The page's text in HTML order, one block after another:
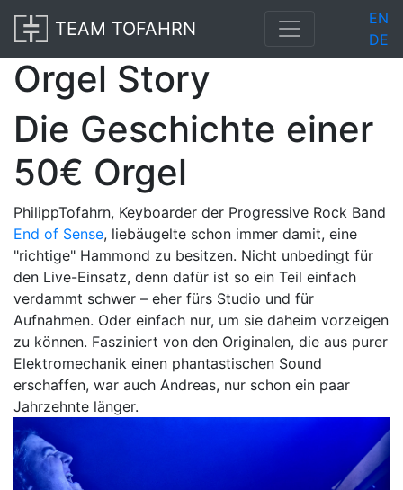
TEAM TOFAHRN
EN
DE
Orgel Story
Die Geschichte einer
50€ Orgel
PhilippTofahrn, Keyboarder der Progressive Rock Band
End of Sense, liebäugelte schon immer damit, eine
"richtige" Hammond zu besitzen. Nicht unbedingt für
den Live-Einsatz, denn dafür ist so ein Teil einfach
verdammt schwer – eher fürs Studio und für
Aufnahmen. Oder einfach nur, um sie daheim vorzeigen
zu können. Fasziniert von den Originalen, die aus purer
Elektromechanik einen phantastischen Sound
erschaffen, war auch Andreas, nur schon ein paar
Jahrzehnte länger.